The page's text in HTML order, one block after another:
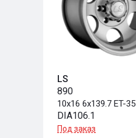
LS
890
10x16 6x139.7 ET-35
DIA106.1
Под заказ